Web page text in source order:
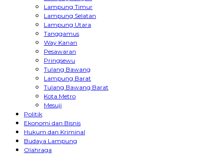
Lampung Timur
Lampung Selatan
Lampung Utara
Tanggamus
Way Kanan
Pesawaran
Pringsewu
Tulang Bawang
Lampung Barat
Tulang Bawang Barat
Kota Metro
Mesuji
Politik
Ekonomi dan Bisnis
Hukum dan Kriminal
Budaya Lampung
Olahraga